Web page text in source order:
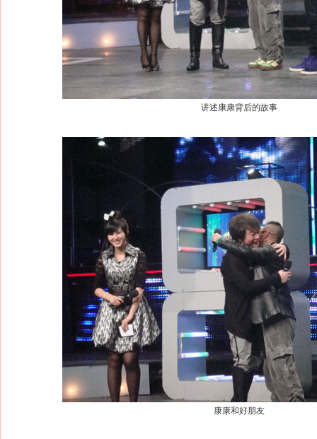
讲述康康背后的故事
康康和好朋友